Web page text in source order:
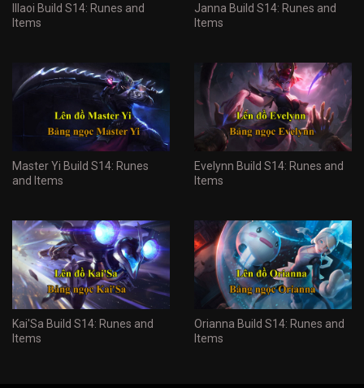
Illaoi Build S14: Runes and
Items
Janna Build S14: Runes and
Items
Master Yi Build S14: Runes
and Items
Evelynn Build S14: Runes and
Items
Kai'Sa Build S14: Runes and
Items
Orianna Build S14: Runes and
Items